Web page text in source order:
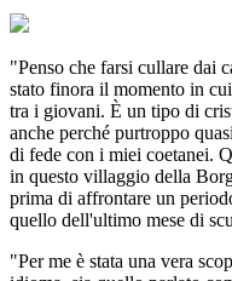
"Penso che farsi cullare dai
stato finora il momento in
tra i giovani. È un tipo di
anche perché purtroppo
di fede con i miei coetanei.
in questo villaggio della
prima di affrontare un
quello dell'ultimo mese di
"Per me è stata una vera